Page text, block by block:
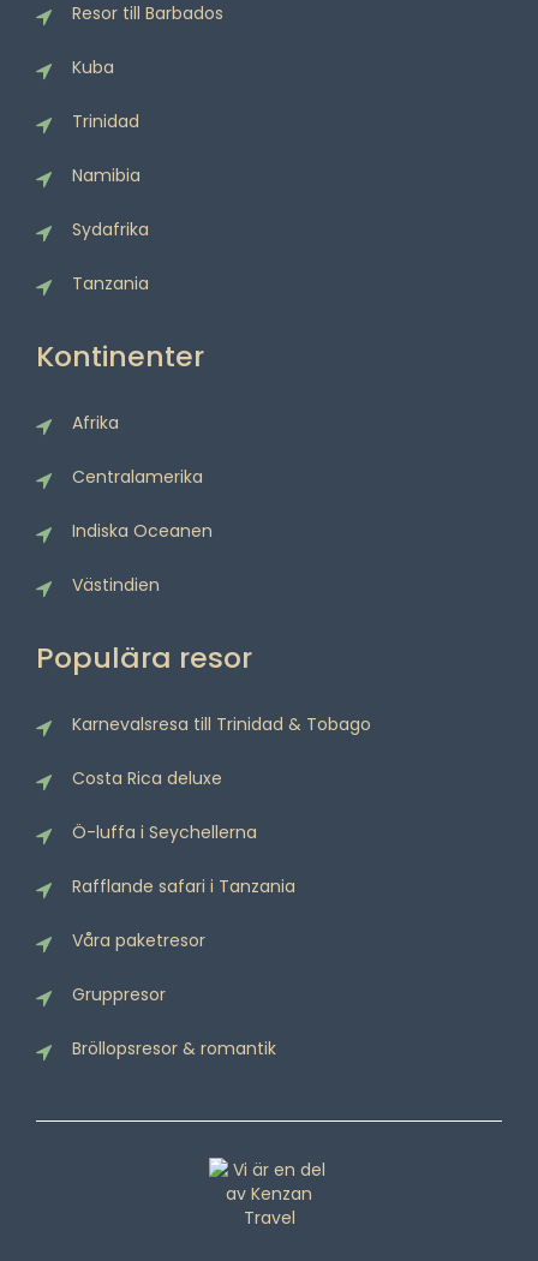
Resor till Barbados
Kuba
Trinidad
Namibia
Sydafrika
Tanzania
Kontinenter
Afrika
Centralamerika
Indiska Oceanen
Västindien
Populära resor
Karnevalsresa till Trinidad & Tobago
Costa Rica deluxe
Ö-luffa i Seychellerna
Rafflande safari i Tanzania
Våra paketresor
Gruppresor
Bröllopsresor & romantik